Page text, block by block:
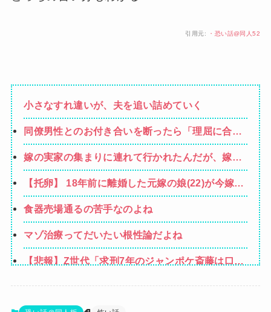
引用元: ・恐い話@同人52
小さなすれ違いが、夫を追い詰めていく
同僚男性とのお付き合いを断ったら「理屈に合わ
ない主張を振りかざす感情的なヒステリー女」と
言いふらされて・・・
嫁の実家の集まりに連れて行かれたんだが、嫁が
仲介してくれるでもなく親戚の輪にポツン。誰か
らも挨拶されず紹介もされずひたすら無視された
【托卵】 18年前に離婚した元嫁の娘(22)が今嫁に
凸！余命宣告された元嫁の嘘を信じる娘に「真
実」を隠し続ける俺へ、スレ民から大ブーイング
の嵐ｗｗ
食器売場通るの苦手なのよね
マゾ治療ってだいたい根性論だよね
【悲報】Z世代「求刑7年のジャンポケ斎藤は口封
【画像】漫画家・桂正和、最新のパンツ＆お尻の